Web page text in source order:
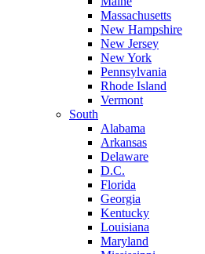
Massachusetts
New Hampshire
New Jersey
New York
Pennsylvania
Rhode Island
Vermont
South
Alabama
Arkansas
Delaware
D.C.
Florida
Georgia
Kentucky
Louisiana
Maryland